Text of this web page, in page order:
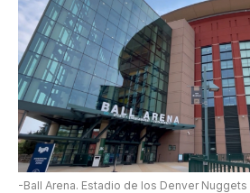
-Ball Arena. Estadio de los Denver